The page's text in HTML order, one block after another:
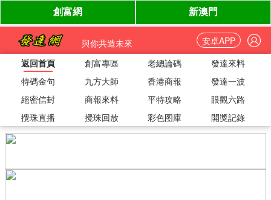
與你共造未來
安卓APP
返回首頁
創富專區 老總論碼
發達來料
特碼金句
九方大師 香港商報
發達一波
絕密信封
商報來料 平特攻略
眼觀六路
攪珠直播
攪珠回放 彩色图庫 開獎記錄